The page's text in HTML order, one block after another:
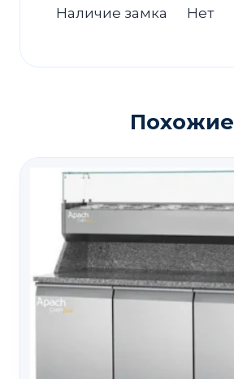
Наличие замка Нет
Похожие